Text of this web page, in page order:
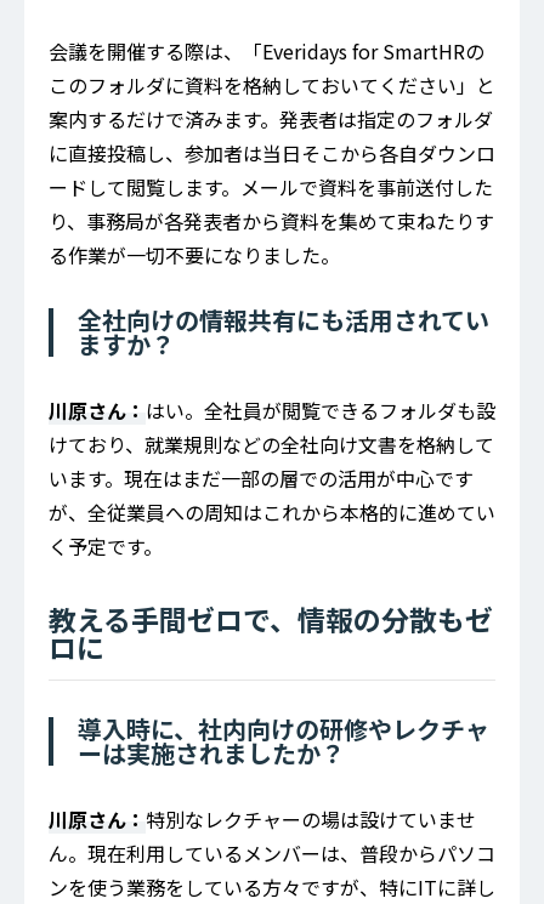
会議を開催する際は、「Everidays for SmartHRの
このフォルダに資料を格納しておいてください」と
案内するだけで済みます。発表者は指定のフォルダ
に直接投稿し、参加者は当日そこから各自ダウンロ
ードして閲覧します。メールで資料を事前送付した
り、事務局が各発表者から資料を集めて束ねたりす
る作業が一切不要になりました。
全社向けの情報共有にも活用されてい
ますか？
川原さん： はい。全社員が閲覧できるフォルダも設
けており、就業規則などの全社向け文書を格納して
います。現在はまだ一部の層での活用が中心です
が、全従業員への周知はこれから本格的に進めてい
く予定です。
教える手間ゼロで、情報の分散もゼ
ロに
導入時に、社内向けの研修やレクチャ
ーは実施されましたか？
川原さん： 特別なレクチャーの場は設けていませ
ん。現在利用しているメンバーは、普段からパソコ
ンを使う業務をしている方々ですが、特にITに詳し